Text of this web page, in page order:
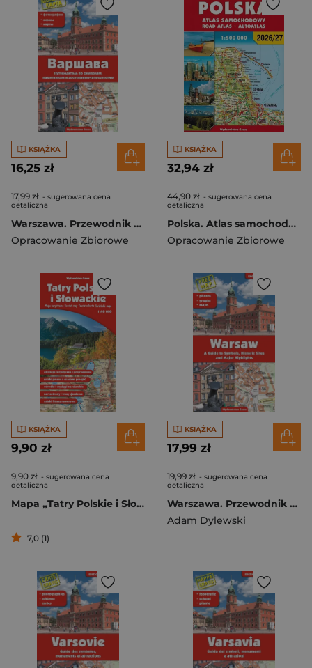
KSIĄŻKA
16,25 zł
17,99 zł - sugerowana cena
detaliczna
Warszawa. Przewodnik po symbolach, zabytkach i atrakcjach wer. rosyjska
Opracowanie Zbiorowe
KSIĄŻKA
32,94 zł
44,90 zł - sugerowana cena
detaliczna
Polska. Atlas samochodowy. 1:500 000 Wyd. 2024/2025
Opracowanie Zbiorowe
KSIĄŻKA
9,90 zł
9,90 zł - sugerowana cena
detaliczna
Mapa „Tatry Polskie i Słowackie”
7,0 (1)
KSIĄŻKA
17,99 zł
19,99 zł - sugerowana cena
detaliczna
Warszawa. Przewodnik po symbolach, zabytkach i atrakcjach wer. angielska wyd. 2023
Adam Dylewski